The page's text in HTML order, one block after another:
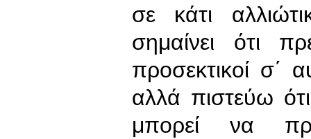
σε κάτι
σημαίνει ότι
προσεκτικοί σ΄
αλλά πιστεύω
μπορεί να